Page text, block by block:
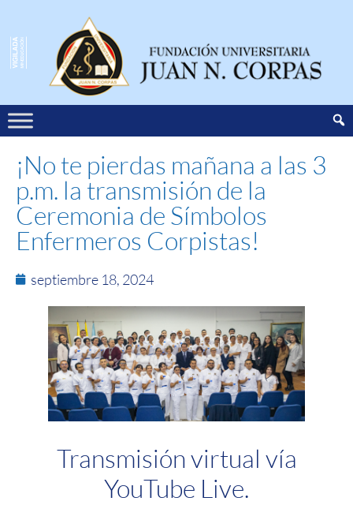
¡No te pierdas mañana a las 3
p.m. la transmisión de la
Ceremonia de Símbolos
Enfermeros Corpistas!
septiembre 18, 2024
Transmisión virtual vía
YouTube Live.